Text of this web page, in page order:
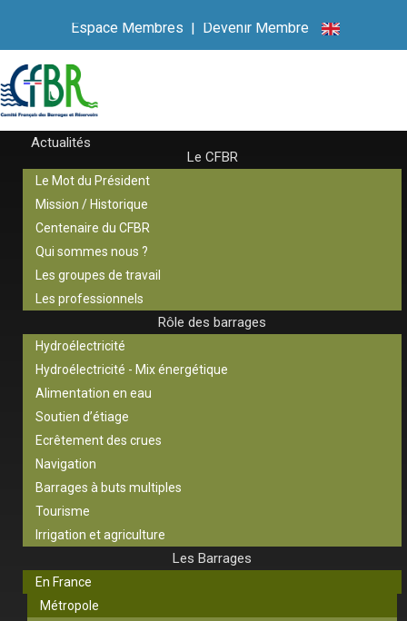
Espace Membres | Devenir Membre
Actualités
Le CFBR
Le Mot du Président
Mission / Historique
Centenaire du CFBR
Qui sommes nous ?
Les groupes de travail
Les professionnels
Rôle des barrages
Hydroélectricité
Hydroélectricité - Mix énergétique
Alimentation en eau
Soutien d’étiage
Ecrêtement des crues
Navigation
Barrages à buts multiples
Tourisme
Irrigation et agriculture
Les Barrages
En France
Métropole